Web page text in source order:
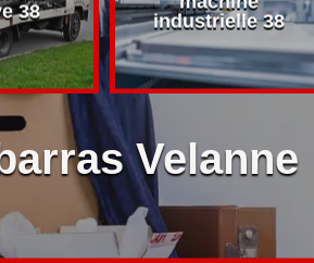
38
industrielle 38
Velanne